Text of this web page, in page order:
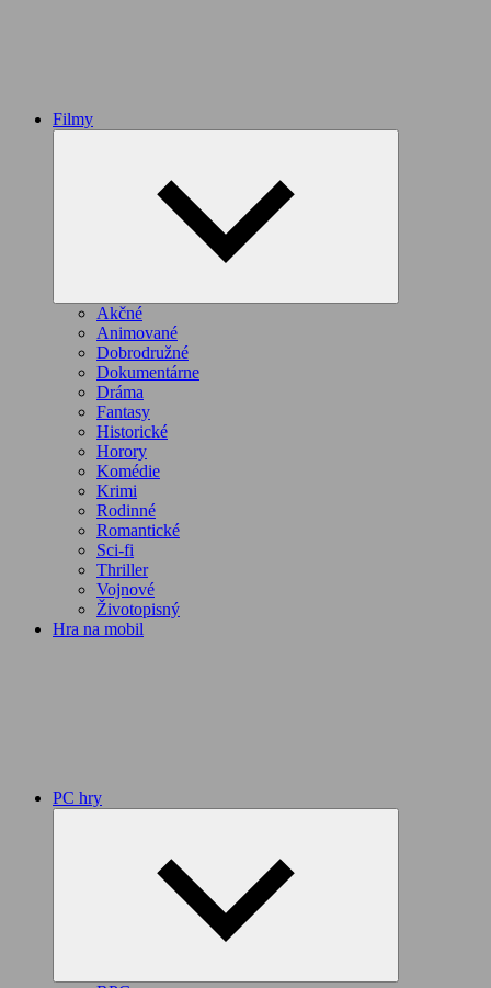
Filmy
Akčné
Animované
Dobrodružné
Dokumentárne
Dráma
Fantasy
Historické
Horory
Komédie
Krimi
Rodinné
Romantické
Sci-fi
Thriller
Vojnové
Životopisný
Hra na mobil
PC hry